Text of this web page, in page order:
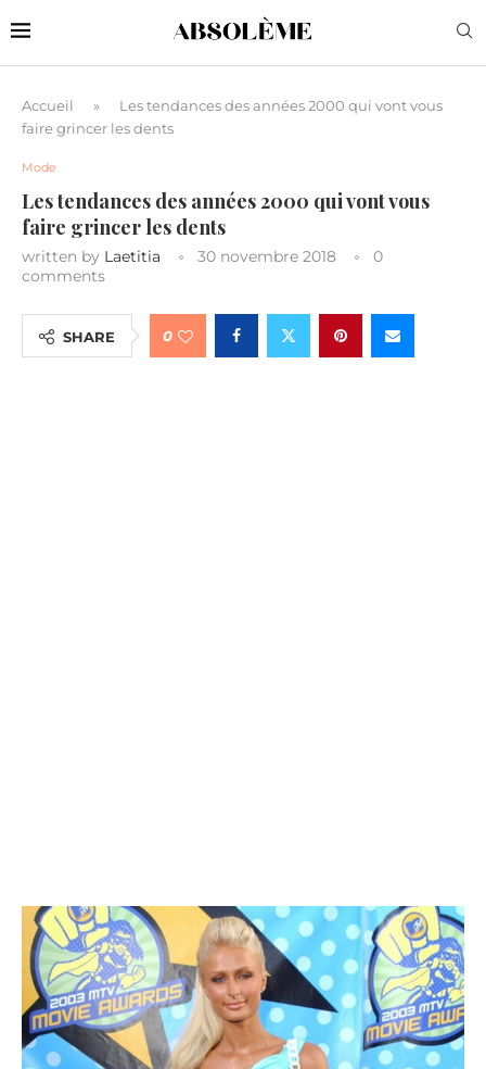
Accueil »
Les tendances des années 2000 qui vont vous
faire grincer les dents
Mode
Les tendances des années 2000 qui vont vous
faire grincer les dents
written by Laetitia 30 novembre 2018
0
comments
SHARE 0